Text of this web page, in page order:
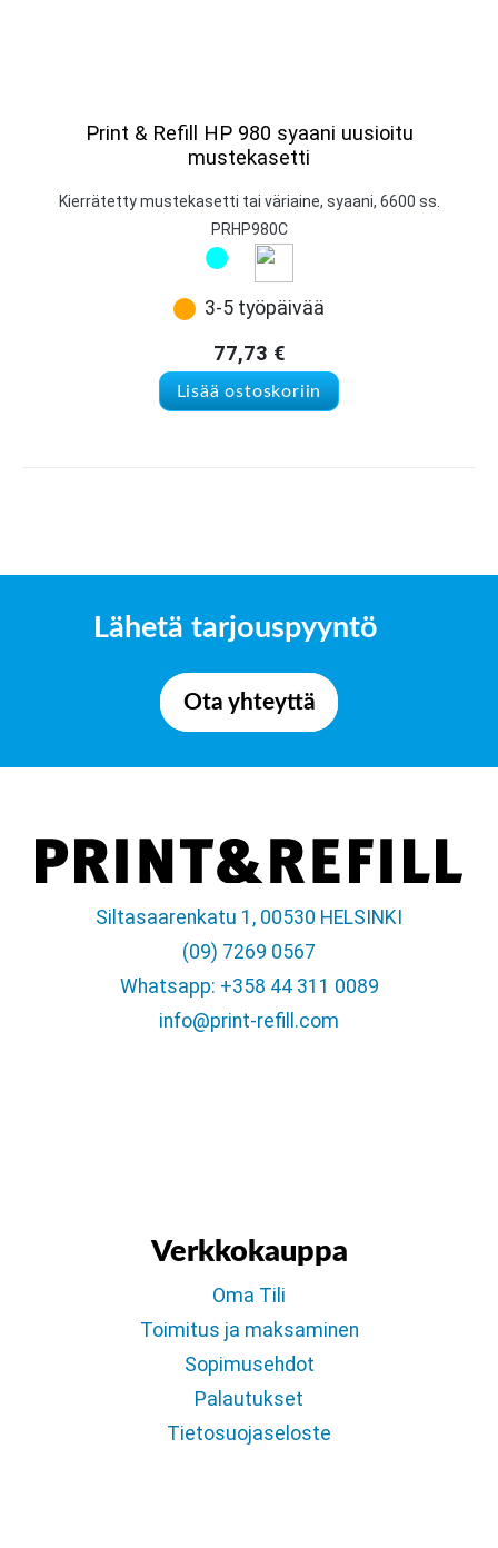
Print & Refill HP 980 syaani uusioitu
mustekasetti
Kierrätetty mustekasetti tai väriaine, syaani, 6600 ss.
PRHP980C
3-5 työpäivää
77,73 €
Lisää ostoskoriin
Lähetä tarjouspyyntö
Ota yhteyttä
Siltasaarenkatu 1, 00530 HELSINKI
(09) 7269 0567
Whatsapp: +358 44 311 0089
info@print-refill.com
Verkkokauppa
Oma Tili
Toimitus ja maksaminen
Sopimusehdot
Palautukset
Tietosuojaseloste